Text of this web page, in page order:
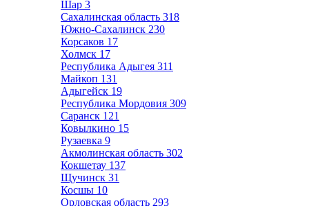
Шар 3
Сахалинская область 318
Южно-Сахалинск 230
Корсаков 17
Холмск 17
Республика Адыгея 311
Майкоп 131
Адыгейск 19
Республика Мордовия 309
Саранск 121
Ковылкино 15
Рузаевка 9
Акмолинская область 302
Кокшетау 137
Щучинск 31
Косшы 10
Орловская область 293